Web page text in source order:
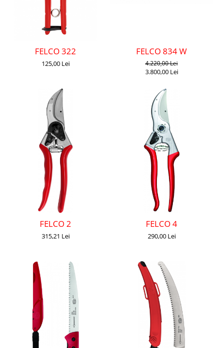
CUTITE DE BUZUNAR
FOARFECE ELECTRICE SI ACCESORII
Pentru ascutit
FELCO 322
125,00 Lei
FELCO 834 W
4.220,00 Lei
3.800,00 Lei
FELCO 2
315,21 Lei
FELCO 4
290,00 Lei